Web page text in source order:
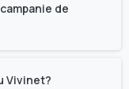
de
Vivinet?